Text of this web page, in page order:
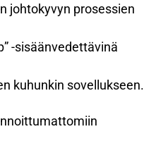
johtokyvyn prosessien
-sisäänvedettävinä
kuhunkin sovellukseen.